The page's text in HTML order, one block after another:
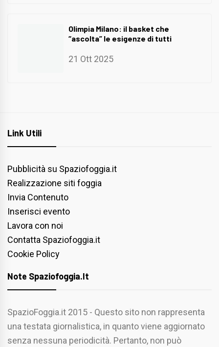
Olimpia Milano: il basket che
“ascolta” le esigenze di tutti
21 Ott 2025
Link Utili
Pubblicità su Spaziofoggia.it
Realizzazione siti foggia
Invia Contenuto
Inserisci evento
Lavora con noi
Contatta Spaziofoggia.it
Cookie Policy
Note Spaziofoggia.it
SpazioFoggia.it 2015 - Questo sito non rappresenta
una testata giornalistica, in quanto viene aggiornato
senza nessuna periodicità. Pertanto, non può